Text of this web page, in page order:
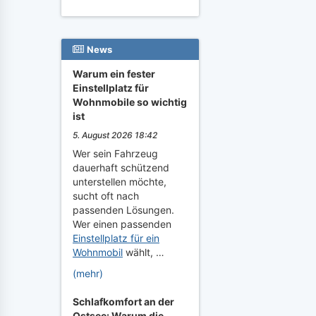
News
Warum ein fester
Einstellplatz für
Wohnmobile so wichtig
ist
5. August 2026 18:42
Wer sein Fahrzeug
dauerhaft schützend
unterstellen möchte,
sucht oft nach
passenden Lösungen.
Wer einen passenden
Einstellplatz für ein
Wohnmobil wählt, …
(mehr)
Schlafkomfort an der